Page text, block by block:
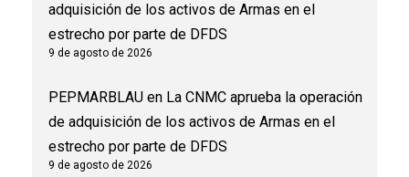
adquisición de los activos de Armas en el
estrecho por parte de DFDS
9 de agosto de 2026
PEPMARBLAU en La CNMC aprueba la operación
de adquisición de los activos de Armas en el
estrecho por parte de DFDS
9 de agosto de 2026